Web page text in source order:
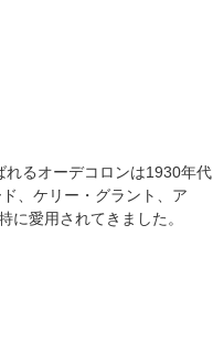
るオーデコロンは1930年代
、ケリー・グラント、ア
愛用されてきました。